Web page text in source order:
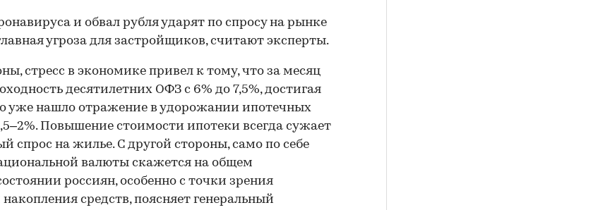
и обвал рубля ударят по спросу на рынке
угроза для застройщиков, считают эксперты.
стресс в экономике привел к тому, что за месяц
десятилетних ОФЗ с 6% до 7,5%, достигая
уже нашло отражение в удорожании ипотечных
Повышение стоимости ипотеки всегда сужает
спрос на жилье. С другой стороны, само по себе
валюты скажется на общем
россиян, особенно с точки зрения
средств, поясняет генеральный